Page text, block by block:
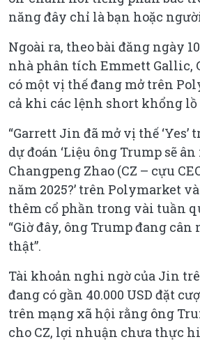
năng đây chỉ là bạn hoặc
Ngoài ra, theo bài đăng ngày
nhà phân tích Emmett Gallic,
có một vị thế đang mở trên
cả khi các lệnh short khổng
“Garrett Jin đã mở vị thế
dự đoán ‘Liệu ông Trump sẽ
Changpeng Zhao (CZ – cựu
năm 2025?’ trên Polymarket
thêm cổ phần trong vài tuần
“Giờ đây, ông Trump đang
thật”.
Tài khoản nghi ngờ của Jin
đang có gần 40.000 USD đặt
trên mạng xã hội rằng ông
cho CZ, lợi nhuận chưa thực